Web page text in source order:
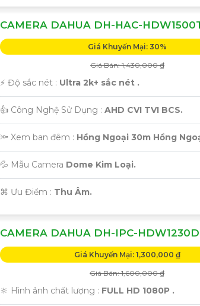
CAMERA DAHUA DH-HAC-
Giá Khuyến Mại: 30%
Giá Bán: 1,430,000 ₫
️⚡ Độ sắc nét : Ultra 2k+ sắc nét .
👍 Công Nghệ Sử Dụng : AHD CVI TVI BCS.
🔦 Xem ban đêm : Hồng Ngoại 30m Hồng
💦 Mẫu Camera Dome Kim Loại.
️⌘ Ưu Điểm : Thu Âm.
CAMERA DAHUA DH-IPC-
Giá Khuyến Mại: 1,300,000 ₫
Giá Bán: 1,600,000 ₫
🔆 Hình ảnh chất lượng : FULL HD 1080P .